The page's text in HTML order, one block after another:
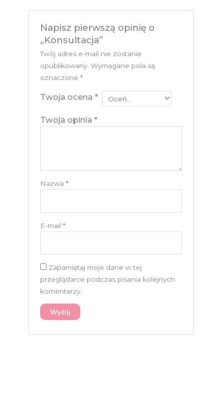
Napisz pierwszą opinię o
„Konsultacja”
Twój adres e-mail nie zostanie
opublikowany. Wymagane pola są
oznaczone*
Twoja ocena*
Twoja opinia*
Nazwa*
E-mail*
Zapamiętaj moje dane w tej
przeglądarce podczas pisania kolejnych
komentarzy.